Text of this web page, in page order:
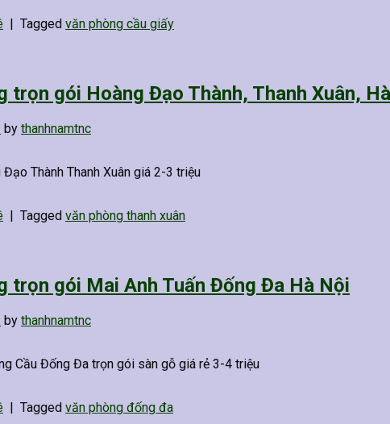
Tagged văn phòng cầu giấy
trọn gói Hoàng Đạo Thành, Thanh Xuân,
by thanhnamtnc
Thành Thanh Xuân giá 2-3 triệu
| Tagged văn phòng thanh xuân
trọn gói Mai Anh Tuấn Đống Đa Hà Nội
by thanhnamtnc
Cầu Đống Đa trọn gói sàn gỗ giá rẻ 3-4 triệu
| Tagged văn phòng đống đa